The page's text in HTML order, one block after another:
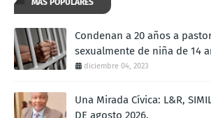
MÁS POPULARES
Condenan a 20 años a
sexualmente de niña de 14
diciembre 04, 2023
Una Mirada Cívica: L&R,
DE agosto 2026.